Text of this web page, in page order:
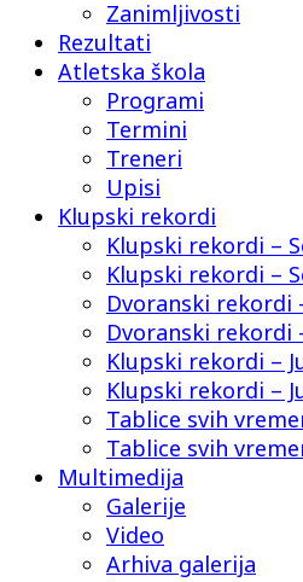
Zanimljivosti
Rezultati
Atletska škola
Programi
Termini
Treneri
Upisi
Klupski rekordi
Klupski rekordi –
Klupski rekordi –
Dvoranski rekordi
Dvoranski rekordi
Klupski rekordi –
Klupski rekordi –
Tablice svih
Tablice svih
Multimedija
Galerije
Video
Arhiva galerija